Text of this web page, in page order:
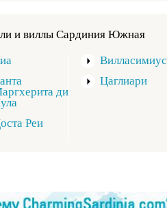
и виллы Сардиния Южная
ди
Реи
Вилласимиус
Цаглиари